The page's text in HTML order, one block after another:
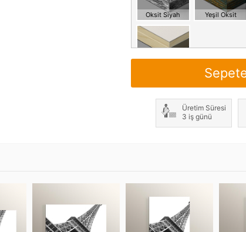
Oksit Siyah Yeşil Oksit
Meşe
Not: Çerçeve genişliği her yönde
Üretim Süresi
3 iş günü